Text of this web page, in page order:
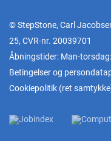
© StepStone, Carl
25, CVR-nr. 20039701
Åbningstider: Man-
Betingelser og
Cookiepolitik (ret samtykke